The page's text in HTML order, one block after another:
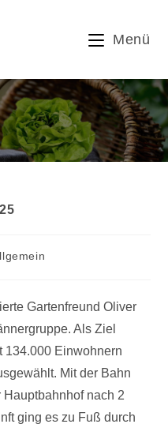
Menü
Gartenfreund Oliver
Als Ziel
134.000 Einwohnern
Mit der Bahn
nach 2
ging es zu Fuß durch